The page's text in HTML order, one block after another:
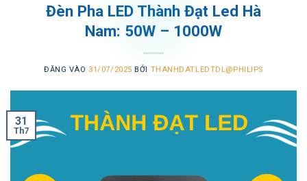
Đèn Pha LED Thành Đạt Led Hà
Nam: 50W – 1000W
ĐĂNG VÀO 31/07/2025 BỞI THANHDATLEDTDL@PHILIPS
31
Th7